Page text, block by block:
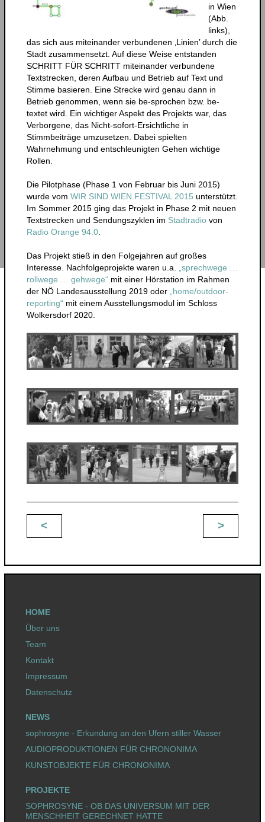
in Wien
(Abb.
links),
das sich aus miteinander verbundenen ‚Linien’ durch die
Stadt zusammensetzt. Auf diese Weise entstanden
SCHRITT FÜR SCHRITT miteinander verbundene
Textstrecken, deren Aufbau und Betrieb auf Text und
Stimme basieren. Eine Strecke wird genau dann in
Betrieb genommen, wenn sie be-sprochen bzw. be-
textet wird. Ein wichtiger Aspekt des Projekts war, das
Verborgene, das Nicht-sofort-Ersichtliche in
Stimmbeiträge umzusetzen. Dabei spielten
Wahrnehmung und entschleunigten Gehen wichtige
Rollen.
Die Pilotphase (Phase 1 von Februar bis Juni 2015)
wurde vom WIR SIND WIEN.FESTIVAL 2015 unterstützt.
Im Sommer 2015 ging das Projekt in Phase 2 mit neuen
Textstrecken und Sendungszyklen im Stadtradiovon
Radio Orange 94.0.
Das Projekt stieß in den Folgejahren auf großes
Interesse. Nachfolgeprojekte waren u.a.
„sprechwege …
rollwege … gehwege“ mit einer Hörstation im Rahmen
der NÖ Landesausstellung 2019 oder
„home/outdoor-
reporting“ mit einem Ausstellungsmodul im Schloss
Wolkersdorf 2020.
< >
HOME
Über uns
Team
Kontakt
Impressum
Datenschutz
NEWS
sophrosyne - Erkundung an den Ufern stiller Wasser
AUDIOPRODUKTIONEN FÜR CHRONONIMA
KUNSTOBJEKTE FÜR CHRONONIMA
PROJEKTE
SOPHROSYNE - OB DAS UNIVERSUM MIT DER
MENSCHHEIT GERECHNET HATTE